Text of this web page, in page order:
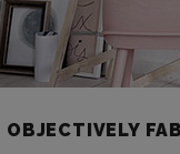
OBJECTIVELY